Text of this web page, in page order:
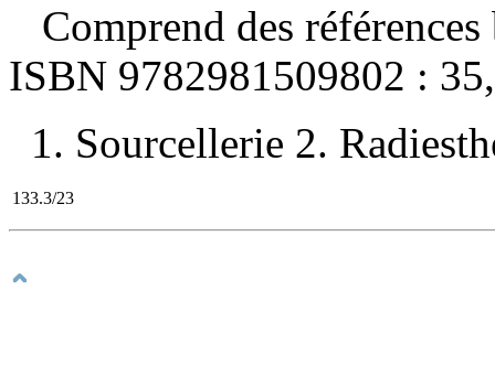
Comprend des
ISBN 9782981509802 :
1. Sourcellerie 2.
133.3/23